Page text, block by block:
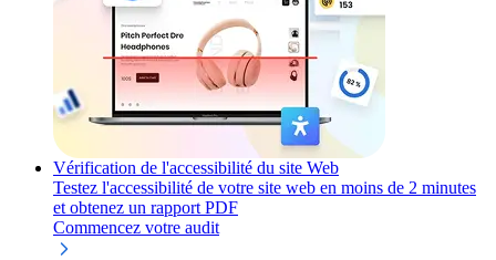
Vérification de l'accessibilité du site Web
Testez l'accessibilité de votre site web en moins de 2 minutes
et obtenez un rapport PDF
Commencez votre audit